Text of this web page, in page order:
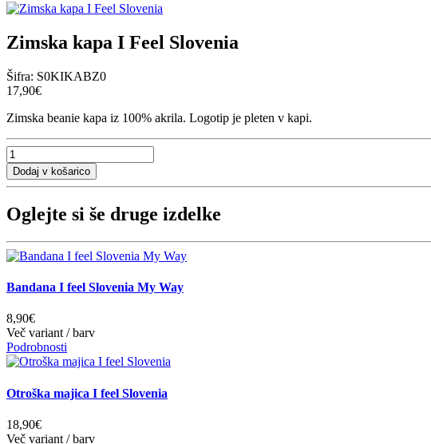
Zimska kapa I Feel Slovenia
Šifra: S0KIKABZ0
17,90€
Zimska beanie kapa iz 100% akrila. Logotip je pleten v kapi.
Oglejte si še druge izdelke
Bandana I feel Slovenia My Way
8,90€
Več variant / barv
Podrobnosti
Otroška majica I feel Slovenia
18,90€
Več variant / barv